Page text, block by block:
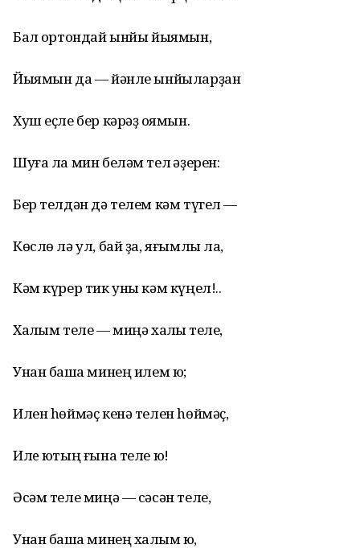
Бал ҡортондай ынйы йыямын,
Йыямын да — йәнле ынйыларҙан
Хуш еҫле бер кәрәҙ ҡоямын.
Шуға ла мин беләм тел ҡәҙерен:
Бер телдән дә телем кәм түгел —
Көслө лә ул, бай ҙа, яғымлы ла,
Кәм күрер тик уны кәм күңел!..
Халҡым теле — миңә хаҡлыҡ теле,
Унан башҡа минең илем юҡ;
Илен hөймәҫ кенә телен hөймәҫ,
Илe юҡтың ғына теле юҡ!
Әсәм теле миңә — сәсән теле,
Унан башҡа минең халҡым юҡ,